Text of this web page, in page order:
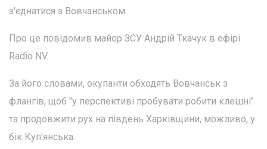
з'єднатися з Вовчанськом.
Про це повідомив майор ЗСУ Андрій Ткачук в ефірі
Radio NV.
За його словами, окупанти обходять Вовчанськ з
флангів, щоб "у перспективі пробувати робити клешні"
та продовжити рух на південь Харківщини, можливо, у
бік Куп'янська.